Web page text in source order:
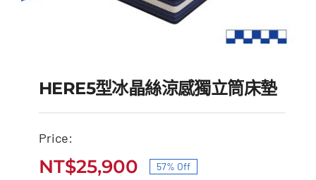
HERE5型冰晶絲涼感獨
HERE5型冰晶絲涼感獨立筒床墊
Price:
NT$25,900 57% Off